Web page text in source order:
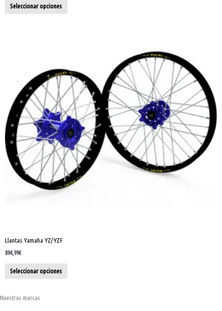
Seleccionar opciones
Llantas Yamaha YZ/YZF
894,99€
Seleccionar opciones
Las
opciones
pueden
elegir
en
la
página
producto
Nuestras marcas